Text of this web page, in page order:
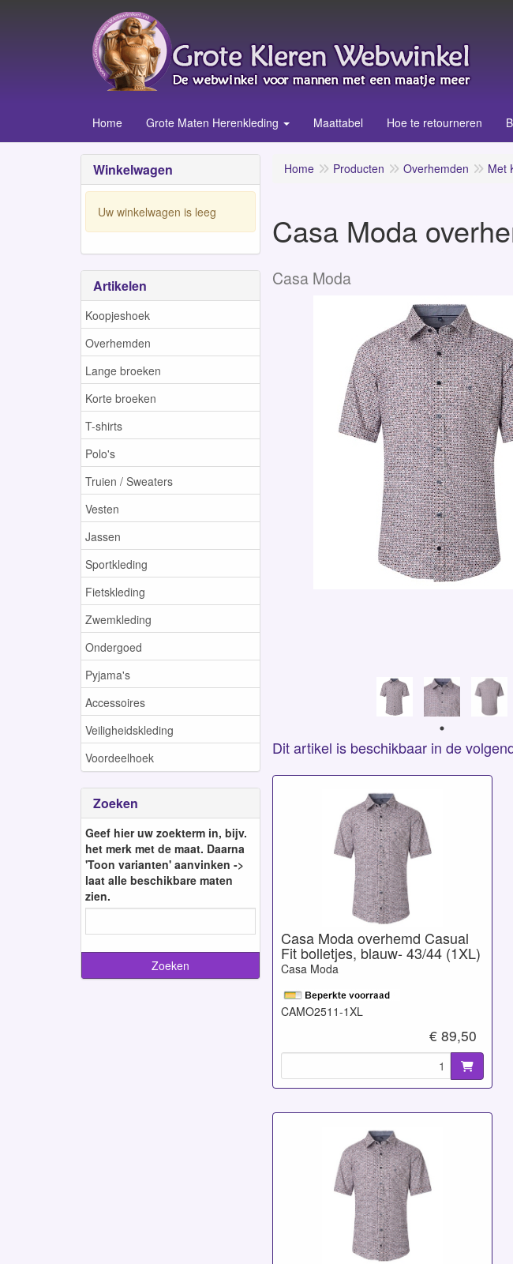
Home Grote Maten Herenkleding Maattabel Hoe te retourneren
Winkelwagen
Uw winkelwagen is leeg
Artikelen
Koopjeshoek
Overhemden
Lange broeken
Korte broeken
T-shirts
Polo's
Truien / Sweaters
Vesten
Jassen
Sportkleding
Fietskleding
Zwemkleding
Ondergoed
Pyjama's
Accessoires
Veiligheidskleding
Voordeelhoek
Zoeken
Geef hier uw zoekterm in, bijv.
het merk met de maat. Daarna
'Toon varianten' aanvinken ->
laat alle beschikbare maten
zien.
Home Producten Overhemden Met
Casa Moda
Casa Moda
Dit artikel is beschikbaar in de
Casa Moda overhemd Casual
Fit bolletjes, blauw- 43/44 (1XL)
Casa Moda
CAMO2511-1XL
€ 89,50